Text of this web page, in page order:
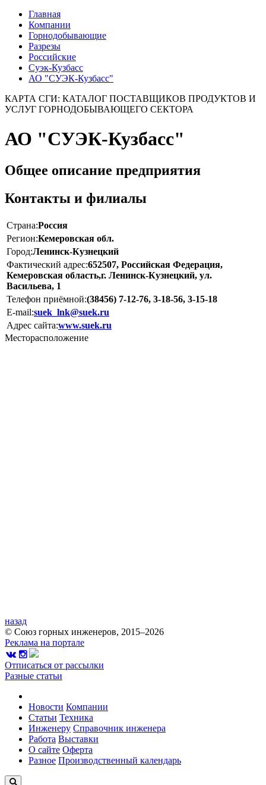
Главная
Компании
Горнодобывающие
Разрезы
Российские
Суэк-Кузбасс
АО "СУЭК-Кузбасс"
КАРТА СГИ: КАТАЛОГ ПОСТАВЩИКОВ ПРОДУКТОВ И
УСЛУГ ГОРНОДОБЫВАЮЩЕГО СЕКТОРА
АО "СУЭК-Кузбасс"
Общее описание предприятия
Контакты и филиалы
Страна:Россия
Регион:Кемеровская обл.
Город:Ленинск-Кузнецкий
Фактический адрес:652507, Российская Федерация,
Кемеровская область,г. Ленинск-Кузнецкий, ул.
Васильева, 1
Телефон приёмной:(38456) 7-12-76, 3-18-56, 3-15-18
E-mail:suek_lnk@suek.ru
Адрес сайта:www.suek.ru
Месторасположение
назад
© Союз горных инженеров, 2015–2026
Реклама на портале
Отписаться от рассылки
Разные статьи
Новости Компании
Статьи Техника
Инженеру Справочник инженера
Работа Выставки
О сайте Оферта
Разное Производственный календарь